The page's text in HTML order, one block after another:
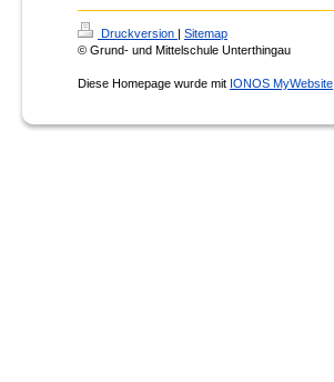
Druckversion | Sitemap
© Grund- und Mittelschule Unterthingau
Diese Homepage wurde mit IONOS MyWebsite